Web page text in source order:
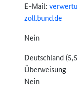
E-Mail:
zoll.bund.de
Nein
Deutschland
Überweisung
Nein